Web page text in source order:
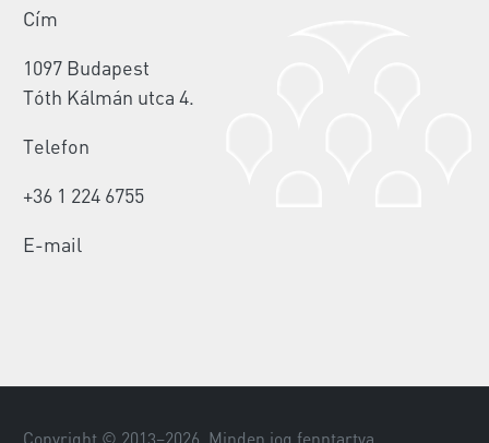
Cím
1097 Budapest
Tóth Kálmán utca 4.
Telefon
+36 1 224 6755
E-mail